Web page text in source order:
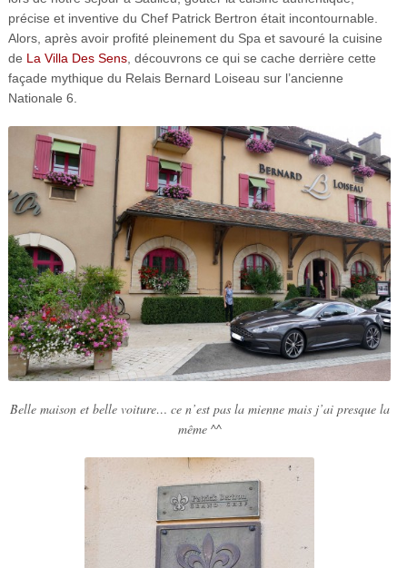
précise et inventive du Chef Patrick Bertron était incontournable.
Alors, après avoir profité pleinement du Spa et savouré la cuisine
de La Villa Des Sens, découvrons ce qui se cache derrière cette
façade mythique du Relais Bernard Loiseau sur l’ancienne
Nationale 6.
Belle maison et belle voiture… ce n’est pas la mienne mais j’ai presque la
même ^^